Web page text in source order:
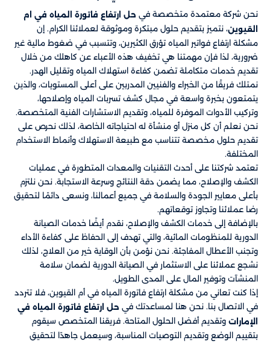
نحن شركة معتمدة متخصصة في حل ارتفاع فاتورة المياه في ام
القيوين، نتميز بتقديم حلول مبتكرة وموثوقة لعملائنا الكرام. إن
مشكلة ارتفاع فواتير المياه تؤرق الكثيرين، وتتسبب في ضغوط مالية غير
ضرورية، لذا فإن مهمتنا هي تخفيف هذه الأعباء عن كاهلك من خلال
تقديم خدمات متكاملة تضمن كفاءة استهلاك المياه وتقليل الهدر.
نمتلك فريقًا من الخبراء والفنيين المدربين على أعلى المستويات، والذين
يتمتعون بخبرة واسعة في مجال كشف تسربات المياه وإصلاحها،
وتركيب الأدوات الموفرة للمياه، وتقديم الاستشارات الفنية المتخصصة.
نحن نعلم أن كل منزل أو منشأة له احتياجاته الخاصة، لذلك نحرص على
تقديم حلول مخصصة تتناسب مع طبيعة الاستهلاك وأنماط الاستخدام
المختلفة.
تعتمد شركتنا على أحدث التقنيات والمعدات المتطورة في عمليات
الكشف والإصلاح، مما يضمن دقة النتائج وسرعة الاستجابة. نحن نلتزم
بأعلى معايير الجودة والسلامة في جميع أعمالنا، ونسعى دائمًا لتحقيق
رضا عملائنا وتجاوز توقعاتهم.
بالإضافة إلى خدمات الكشف والإصلاح، نقدم أيضًا خدمات الصيانة
الدورية للمنظومات المائية، والتي تهدف إلى الحفاظ على كفاءة الأداء
وتجنب الأعطال المفاجئة. نحن نؤمن بأن الوقاية خير من العلاج، لذلك
نشجع عملائنا على الاستثمار في الصيانة الدورية لضمان سلامة
المنشآت وتوفير المال على المدى الطويل.
إذا كنت تعاني من مشكلة ارتفاع فاتورة المياه في أم القيوين، فلا تتردد
في الاتصال بنا. نحن هنا لمساعدتك في حل ارتفاع فاتورة المياه في
الإمارات وتقديم أفضل الحلول المتاحة. فريقنا المتخصص سيقوم
بتقييم الوضع وتقديم التوصيات المناسبة، وسيعمل جاهدًا لتحقيق